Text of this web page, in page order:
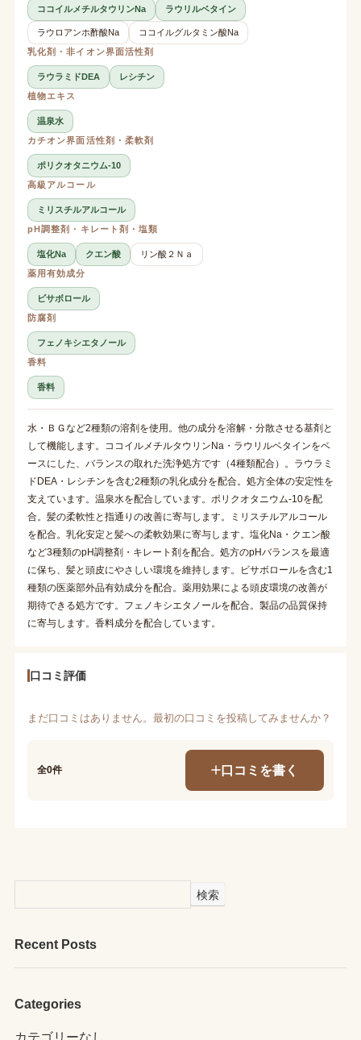
ココイルメチルタウリンNa ラウリルベタイン
ラウロアンホ酢酸Na
ココイルグルタミン酸Na
乳化剤・非イオン界面活性剤
ラウラミドDEA
レシチン
植物エキス
温泉水
カチオン界面活性剤・柔軟剤
ポリクオタニウム-10
高級アルコール
ミリスチルアルコール
pH調整剤・キレート剤・塩類
塩化Na クエン酸
リン酸２Ｎａ
薬用有効成分
ビサボロール
防腐剤
フェノキシエタノール
香料
香料
水・ＢＧなど2種類の溶剤を使用。他の成分を溶解・分散させる基剤と
して機能します。ココイルメチルタウリンNa・ラウリルベタインをベ
ースにした、バランスの取れた洗浄処方です（4種類配合）。ラウラミ
ドDEA・レシチンを含む2種類の乳化成分を配合。処方全体の安定性を
支えています。温泉水を配合しています。ポリクオタニウム-10を配
合。髪の柔軟性と指通りの改善に寄与します。ミリスチルアルコール
を配合。乳化安定と髪への柔軟効果に寄与します。塩化Na・クエン酸
など3種類のpH調整剤・キレート剤を配合。処方のpHバランスを最適
に保ち、髪と頭皮にやさしい環境を維持します。ビサボロールを含む1
種類の医薬部外品有効成分を配合。薬用効果による頭皮環境の改善が
期待できる処方です。フェノキシエタノールを配合。製品の品質保持
に寄与します。香料成分を配合しています。
口コミ評価
まだ口コミはありません。最初の口コミを投稿してみませんか？
全0件 口コミを書く
検索
Recent Posts
Categories
カテゴリーなし